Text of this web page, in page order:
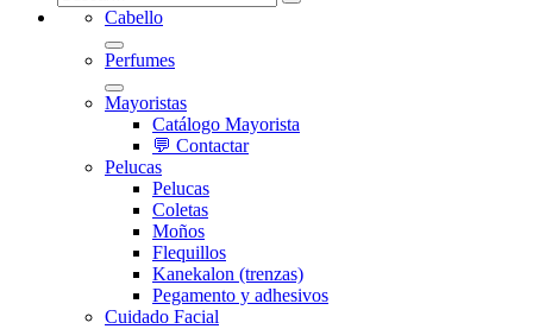
Cabello
Perfumes
Mayoristas
Catálogo Mayorista
💬 Contactar
Pelucas
Pelucas
Coletas
Moños
Flequillos
Kanekalon (trenzas)
Pegamento y adhesivos
Cuidado Facial